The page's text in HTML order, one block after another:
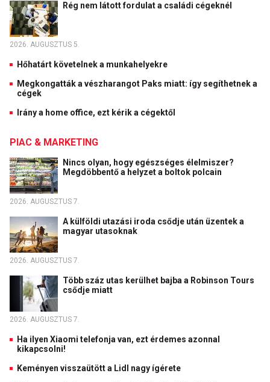
Rég nem látott fordulat a családi cégeknél
2026. AUGUSZTUS 5.
Hőhatárt követelnek a munkahelyekre
Megkongatták a vészharangot Paks miatt: így segíthetnek a
cégek
Irány a home office, ezt kérik a cégektől
PIAC & MARKETING
Nincs olyan, hogy egészséges élelmiszer?
Megdöbbentő a helyzet a boltok polcain
2026. AUGUSZTUS 7.
A külföldi utazási iroda csődje után üzentek a
magyar utasoknak
2026. AUGUSZTUS 7.
Több száz utas kerülhet bajba a Robinson Tours
csődje miatt
2026. AUGUSZTUS 7.
Ha ilyen Xiaomi telefonja van, ezt érdemes azonnal
kikapcsolni!
Keményen visszaütött a Lidl nagy ígérete